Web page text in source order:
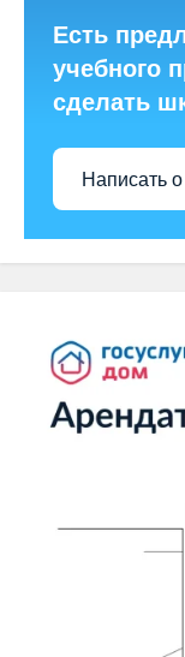
Есть
учебного
сделать
Написать